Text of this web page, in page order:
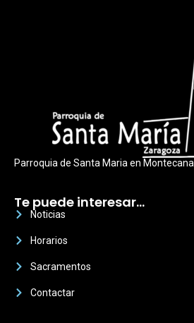
Parroquia de Santa Maria en Montecanal.
Te puede interesar…
Noticias
Horarios
Sacramentos
Contactar